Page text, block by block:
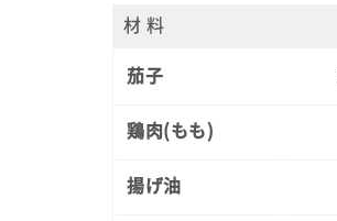
材 料
茄子
鶏肉(もも)
揚げ油